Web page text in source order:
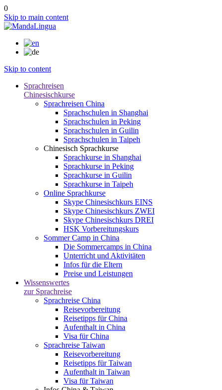
0
Skip to main content
Skip to content
Sprachreisen
Chinesischkurse
Sprachreisen China
Sprachschulen in Shanghai
Sprachschulen in Peking
Sprachschulen in Guilin
Sprachschulen in Taipeh
Chinesisch Sprachkurse
Sprachkurse in Shanghai
Sprachkurse in Peking
Sprachkurse in Guilin
Sprachkurse in Taipeh
Online Sprachkurse
Skype Chinesischkurs EINS
Skype Chinesischkurs ZWEI
Skype Chinesischkurs DREI
HSK Vorbereitungskurs
Sommer Camp in China
Die Sommercamps in China
Unterricht und Aktivitäten
Infos für die Eltern
Preise und Leistungen
Wissenswertes
zur Sprachreise
Sprachreise China
Reisevorbereitung
Reisetipps für China
Aufenthalt in China
Visa für China
Sprachreise Taiwan
Reisevorbereitung
Reisetipps für Taiwan
Aufenthalt in Taiwan
Visa für Taiwan